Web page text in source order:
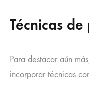
Técnicas
Para destacar aún
incorporar técnicas